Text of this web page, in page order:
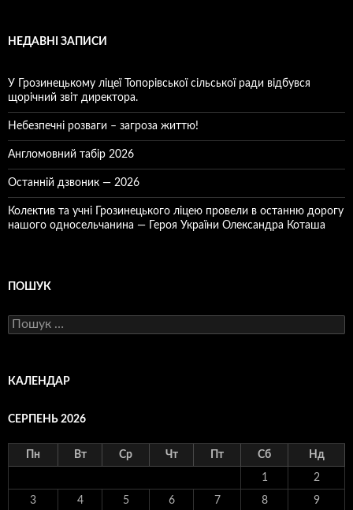
НЕДАВНІ ЗАПИСИ
У Грозинецькому ліцеї Топорівської сільської ради відбувся
щорічний звіт директора.
Небезпечні розваги – загроза життю!
Англомовний табір 2026
Останній дзвоник — 2026
Колектив та учні Грозинецького ліцею провели в останню дорогу
нашого односельчанина — Героя України Олександра Коташа
ПОШУК
Пошук:
КАЛЕНДАР
СЕРПЕНЬ 2026
Пн Вт Ср Чт Пт Сб Нд
1 2
3 4 5 6 7 8 9